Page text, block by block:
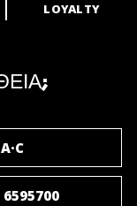
LOYALTY